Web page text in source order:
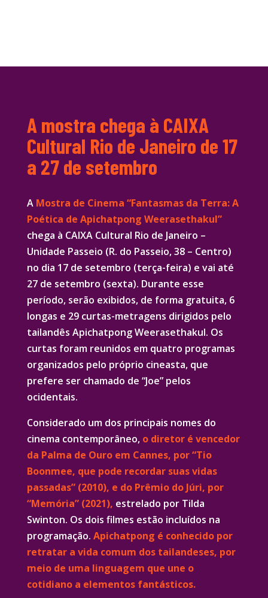
A mostra chega à CAIXA
Cultural Rio de Janeiro de 17
a 27 de setembro
A Mostra de Cinema “Fantasmas da Terra: A
Poética de Apichatpong Weerasethakul”
chega à CAIXA Cultural Rio de Janeiro –
Unidade Passeio (R. do Passeio, 38 – Centro)
no dia 17 de setembro (terça-feira) e vai até
27 de setembro (sexta). Durante esse
período, serão exibidos, de forma gratuita, 6
longas e 29 curtas-metragens dirigidos pelo
tailandês Apichatpong Weerasethakul. Os
curtas foram reunidos em quatro programas
organizados pelo próprio cineasta, que
prefere ser chamado de “Joe” pelos
ocidentais.
Considerado um dos principais nomes do
cinema contemporâneo, o diretor é vencedor
da Palma de Ouro em Cannes, por “Tio
Boonmee, que pode recordar suas vidas
passadas” (2010), e do Prêmio do Júri, por
“Memória” (2021), estrelado por Tilda
Swinton. Os dois filmes estão incluídos na
programação. Apichatpong é conhecido por
retratar a vida comum dos tailandeses, por
meio de uma linguagem que une o
cotidiano a elementos fantásticos.